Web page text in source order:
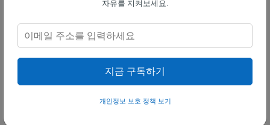
엑서터대학교 연구진은 치매 위험을 줄이고 뇌 건강
을 증진하기 위한 방법으로 악기 연주나 노래를 권장
할 만큼 강력한 증거가 있다고 다음과 같이 믿습니다.
"건강한 노화와 치매 위험 감소를 촉진하
자유를 지켜보세요.
지금 구독하기
개인정보 보호 정책 보기